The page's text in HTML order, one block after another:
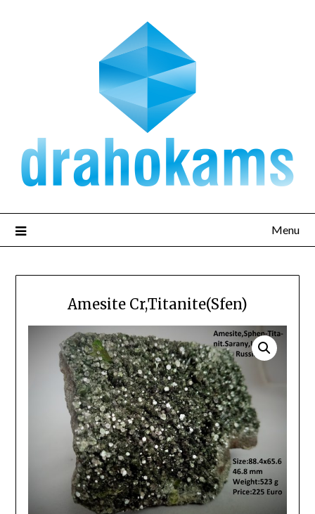
Menu
Amesite Cr,Titanite(Sfen)